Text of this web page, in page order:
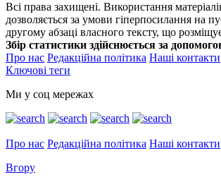
Всі права захищені. Використання
дозволяється за умови гіперпосилання на
другому абзаці власного тексту, що
Збір статистики здійснюється за
Про нас Редакційна політика Наші контакти
Ключові теги
Ми у соц мережах
Про нас Редакційна політика Наші контакти
Вгору